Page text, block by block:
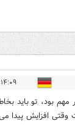
۱۴:۰۹ - ۱۴۰۲/۱۲/۰۶
بود، تو باید
افزایش پیدا می